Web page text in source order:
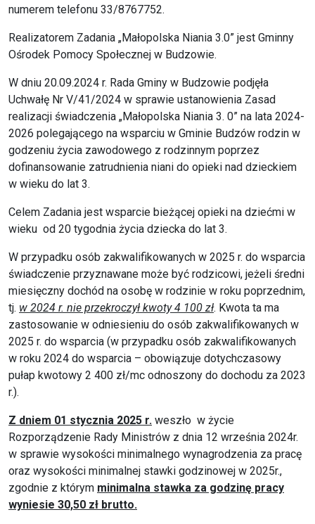
numerem telefonu 33/8767752.
Realizatorem Zadania „Małopolska Niania 3.0” jest Gminny
Ośrodek Pomocy Społecznej w Budzowie.
W dniu 20.09.2024 r. Rada Gminy w Budzowie podjęła
Uchwałę Nr V/41/2024 w sprawie ustanowienia Zasad
realizacji świadczenia „Małopolska Niania 3. 0” na lata 2024-
2026 polegającego na wsparciu w Gminie Budzów rodzin w
godzeniu życia zawodowego z rodzinnym poprzez
dofinansowanie zatrudnienia niani do opieki nad dzieckiem
w wieku do lat 3.
Celem Zadania jest wsparcie bieżącej opieki na dziećmi w
wieku od 20 tygodnia życia dziecka do lat 3.
W przypadku osób zakwalifikowanych w 2025 r. do wsparcia
świadczenie przyznawane może być rodzicowi, jeżeli średni
miesięczny dochód na osobę w rodzinie w roku poprzednim,
tj. w 2024 r. nie przekroczył kwoty 4 100 zł. Kwota ta ma
zastosowanie w odniesieniu do osób zakwalifikowanych w
2025 r. do wsparcia (w przypadku osób zakwalifikowanych
w roku 2024 do wsparcia – obowiązuje dotychczasowy
pułap kwotowy 2 400 zł/mc odnoszony do dochodu za 2023
r.).
Z dniem 01 stycznia 2025 r. weszło w życie
Rozporządzenie Rady Ministrów z dnia 12 września 2024r.
w sprawie wysokości minimalnego wynagrodzenia za pracę
oraz wysokości minimalnej stawki godzinowej w 2025r.,
zgodnie z którym minimalna stawka za godzinę pracy
wyniesie 30,50 zł brutto.